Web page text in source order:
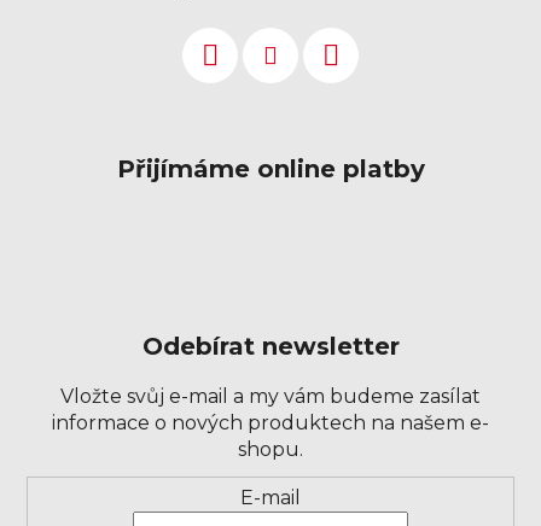
Přijímáme online platby
Odebírat newsletter
Vložte svůj e-mail a my vám budeme zasílat
informace o nových produktech na našem e-
shopu.
E-mail